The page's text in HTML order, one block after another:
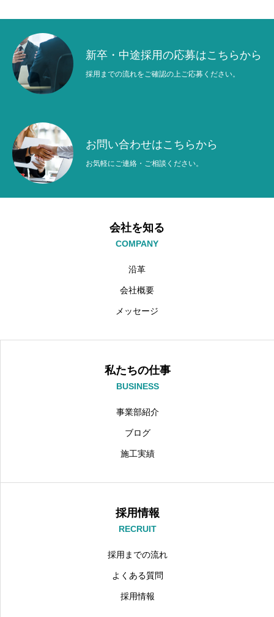
新卒・中途採用の応募はこちらから
採用までの流れをご確認の上ご応募ください。
お問い合わせはこちらから
お気軽にご連絡・ご相談ください。
会社を知る
COMPANY
沿革
会社概要
メッセージ
私たちの仕事
BUSINESS
事業部紹介
ブログ
施工実績
採用情報
RECRUIT
採用までの流れ
よくある質問
採用情報